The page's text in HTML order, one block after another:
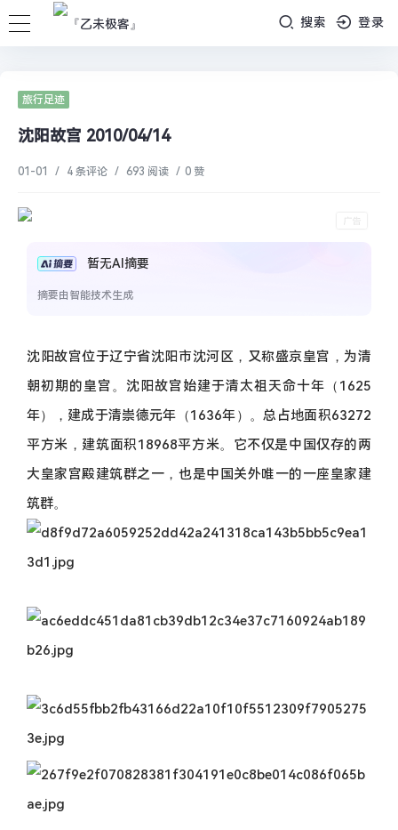
搜索 登录
旅行足迹
沈阳故宫 2010/04/14
01-01 / 4 条评论 / 693 阅读 / 0 赞
暂无AI摘要
摘要由智能技术生成
沈阳故宫位于辽宁省沈阳市沈河区，又称盛京皇宫，为清
朝初期的皇宫。沈阳故宫始建于清太祖天命十年（1625
年），建成于清崇德元年（1636年）。总占地面积63272
平方米，建筑面积18968平方米。它不仅是中国仅存的两
大皇家宫殿建筑群之一，也是中国关外唯一的一座皇家建
筑群。